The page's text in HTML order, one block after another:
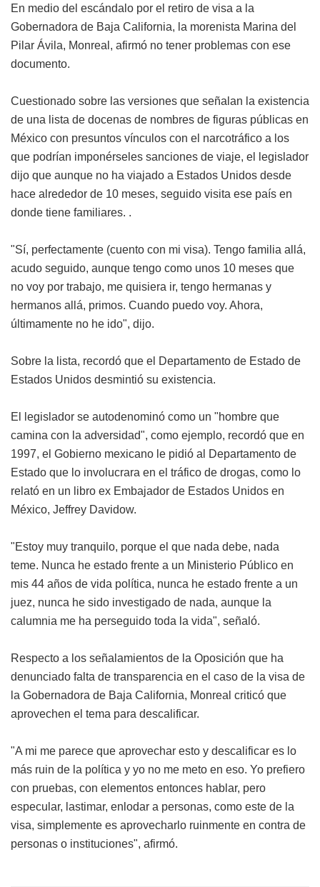
En medio del escándalo por el retiro de visa a la
Gobernadora de Baja California, la morenista Marina del
Pilar Ávila, Monreal, afirmó no tener problemas con ese
documento.
Cuestionado sobre las versiones que señalan la existencia
de una lista de docenas de nombres de figuras públicas en
México con presuntos vínculos con el narcotráfico a los
que podrían imponérseles sanciones de viaje, el legislador
dijo que aunque no ha viajado a Estados Unidos desde
hace alrededor de 10 meses, seguido visita ese país en
donde tiene familiares. .
"Sí, perfectamente (cuento con mi visa). Tengo familia allá,
acudo seguido, aunque tengo como unos 10 meses que
no voy por trabajo, me quisiera ir, tengo hermanas y
hermanos allá, primos. Cuando puedo voy. Ahora,
últimamente no he ido", dijo.
Sobre la lista, recordó que el Departamento de Estado de
Estados Unidos desmintió su existencia.
El legislador se autodenominó como un "hombre que
camina con la adversidad", como ejemplo, recordó que en
1997, el Gobierno mexicano le pidió al Departamento de
Estado que lo involucrara en el tráfico de drogas, como lo
relató en un libro ex Embajador de Estados Unidos en
México, Jeffrey Davidow.
"Estoy muy tranquilo, porque el que nada debe, nada
teme. Nunca he estado frente a un Ministerio Público en
mis 44 años de vida política, nunca he estado frente a un
juez, nunca he sido investigado de nada, aunque la
calumnia me ha perseguido toda la vida", señaló.
Respecto a los señalamientos de la Oposición que ha
denunciado falta de transparencia en el caso de la visa de
la Gobernadora de Baja California, Monreal criticó que
aprovechen el tema para descalificar.
"A mi me parece que aprovechar esto y descalificar es lo
más ruin de la política y yo no me meto en eso. Yo prefiero
con pruebas, con elementos entonces hablar, pero
especular, lastimar, enlodar a personas, como este de la
visa, simplemente es aprovecharlo ruinmente en contra de
personas o instituciones", afirmó.